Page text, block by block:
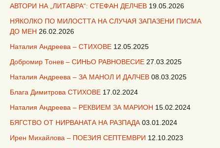
АВТОРИ НА „ЛИТАВРА“: СТЕФАН ДЕЛЧЕВ 19.05.2026
НЯКОЛКО ПО МИЛОСТТА НА СЛУЧАЯ ЗАПАЗЕНИ ПИСМА
ДО МЕН 26.02.2026
Наталия Андреева – СТИХОВЕ 12.05.2025
Добромир Тонев – СИНЬО РАВНОВЕСИЕ 27.03.2025
Наталия Андреева – ЗА МАНОЛ И ДАЛЧЕВ 08.03.2025
Блага Димитрова СТИХОВЕ 17.02.2024
Наталия Андреева – РЕКВИЕМ ЗА МАРИОН 15.02.2024
БЯГСТВО ОТ НИРВАНАТА НА РАЗПАДА 03.01.2024
Ирен Михайлова – ПОЕЗИЯ СЕПТЕМВРИ 12.10.2023